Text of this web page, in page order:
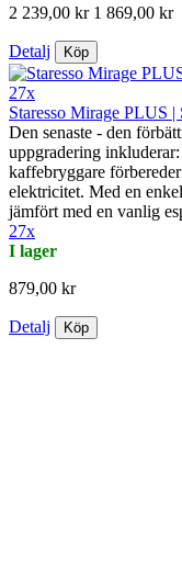
2 239,00 kr 1 869,00 kr
Detalj Köp
27x
Staresso Mirage PLUS |
Den senaste - den
uppgradering inkluderar:
kaffebryggare
elektricitet. Med en
jämfört med en vanlig
27x
I lager
879,00 kr
Detalj Köp